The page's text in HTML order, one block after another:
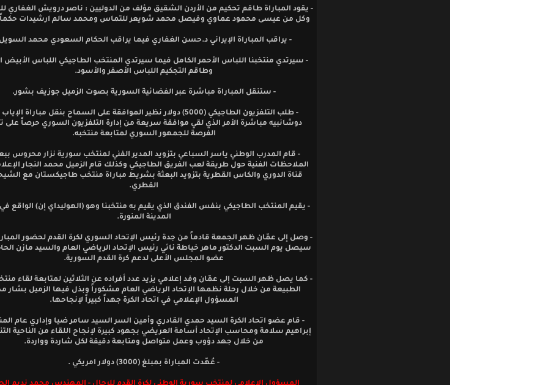
- يقود المباراة طاقم تحكيم من الأردن الشقيق مؤلف من الدوليين : ناصر درويش الغفاري
وكل من عيسى محمود عماوي وفيصل محمد شويعر للتماس ومحمد سالم ارشيدات حكماً
- يراقب المباراة الإيراني د.حسن الغفاري فيما يراقب الحكام السعودي محمد
- سيرتدي منتخبنا اللباس الأحمر الكامل فيما سيرتدي المنتخب الطاجيكي اللباس الأبيض
وطاقم التجكيم اللباس الأصفر والأسود.
- ستنقل المباراة مباشرة عبر الفضائية السورية بصوت الزميل جوزيف بشور.
- طلب التلفزيون الطاجيكي (5000) دولار نظير الموافقة على السماح بنقل مباراة
دوشانبيه مباشرة الأمر الذي لقي موافقة سريعة من إدارة التلفزيون السوري حرصاً على
الفرصة للجمهور السوري لمتابعة منتخبه.
- قام المدرب الوطني ياسر السباعي بتزويد المدير الفني لمنتخب سورية نزار محروس
الملاحظات الفنية حول طريقة لعب الفريق الطاجيكي وكذلك قام الزميل محمد النجار
قناة الدوري والكاس القطرية بتزويد البعثة بشريط مباراة منتخب طاجيكستان مع
القطري.
- يقيم المنتخب الطاجيكي بنفس الفندق الذي يقيم به منتخبنا وهو (الهوليداي إن) الواقع
المدينة المنورة.
- وصل إلى عمّان ظهر الجمعة قادماً من جدة رئيس الإتحاد السوري لكرة القدم لحضور
سيصل يوم السبت الدكتور ماهر خياطة نائي رئيس الإتحاد الرياضي العام والسيد مازن
عضو المجلس الأعلى لدعم كرة القدم السورية.
- كما يصل ظهر السبت إلى عمّان وفد إعلامي يزيد عدد أفراده عن الثلاثين لمتابعة لقاء
الطبيعة من خلال رحلة نظمها الإتحاد الرياضي العام مشكوراً وبذل فيها الزميل بشار
المسؤول الإعلامي في اتحاد الكرة جهداً كبيراً لإنجاحها.
- قام عضو اتحاد الكرة السيد حمدي القادري وأمين السر السيد سامر ضيا وإداري عام
إبراهيم سلامة ومحاسب الإتحاد أسامة العريضي بجهود كبيرة لإنجاح اللقاء من الناحية
من خلال جهد دؤوب وعمل متواصل ومتابعة دقيقة لكل شاردة وواردة.
- عُهّدت المباراة بمبلغ (3000) دولار امريكي .